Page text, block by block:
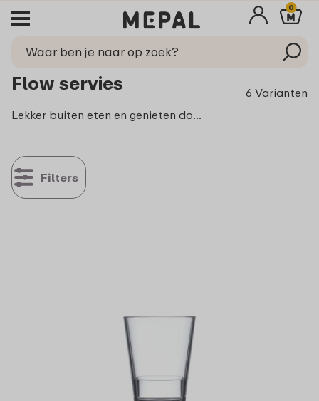
0
Flow servies
6 Varianten
Lekker buiten eten en genieten doe je in stijl. Maar dan wel in de stijl die tegen een stootje kan! Ontdek nu het Flow buitenservies, bestaande uit diverse borden, schaaltjes en mokken. Natuurlijk krasbestendig en robuust! Ideaal voor in de tuin, op je balkon of mee naar de camping!
Filters